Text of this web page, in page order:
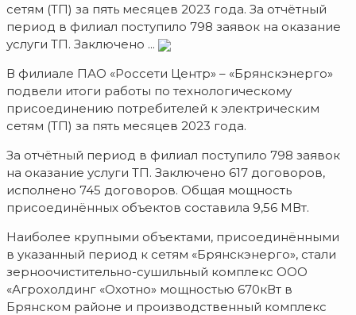
сетям (ТП) за пять месяцев 2023 года. За отчётный
период в филиал поступило 798 заявок на оказание
услуги ТП. Заключено ...
В филиале ПАО «Россети Центр» – «Брянскэнерго»
подвели итоги работы по технологическому
присоединению потребителей к электрическим
сетям (ТП) за пять месяцев 2023 года.
За отчётный период в филиал поступило 798 заявок
на оказание услуги ТП. Заключено 617 договоров,
исполнено 745 договоров. Общая мощность
присоединённых объектов составила 9,56 МВт.
Наиболее крупными объектами, присоединёнными
в указанный период к сетям «Брянскэнерго», стали
зерноочистительно-сушильный комплекс ООО
«Агрохолдинг «Охотно» мощностью 670кВт в
Брянском районе и производственный комплекс